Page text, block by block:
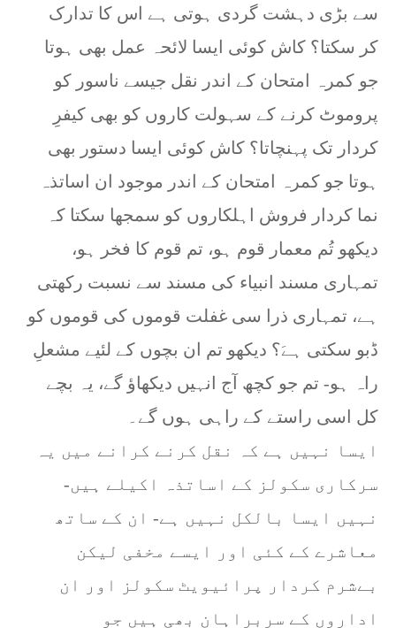
سے بڑی دہشت گردی ہوتی ہے اس کا تدارک
کر سکتا؟ کاش کوئی ایسا لائحہ عمل بھی ہوتا
جو کمرہ امتحان کے اندر نقل جیسے ناسور کو
پروموٹ کرنے کے سہولت کاروں کو بھی کیفرِ
کردار تک پہنچاتا؟ کاش کوئی ایسا دستور بھی
ہوتا جو کمرہ امتحان کے اندر موجود ان اساتذہ
نما کردار فروش اہلکاروں کو سمجھا سکتا کہ
دیکھو تُم معمار قوم ہو، تم قوم کا فخر ہو،
تمہاری مسند انبیاء کی مسند سے نسبت رکھتی
ہے، تمہاری ذرا سی غفلت قوموں کی قوموں کو
ڈبو سکتی ہےَ؟ دیکھو تم ان بچوں کے لئیے مشعلِ
راہ ہو- تم جو کچھ آج انہیں دیکھاؤ گے، یہ بچے
کل اسی راستے کے راہی ہوں گے۔
ایسا نہیں ہے کہ نقل کرنے کرانے میں یہ
سرکاری سکولز کے اساتذہ اکیلے ہیں-
نہیں ایسا بالکل نہیں ہے- ان کے ساتھ
معاشرے کے کئی اور ایسے مخفی لیکن
بےشرم کردار پرائیویٹ سکولز اور ان
اداروں کے سربراہان بھی ہیں جو